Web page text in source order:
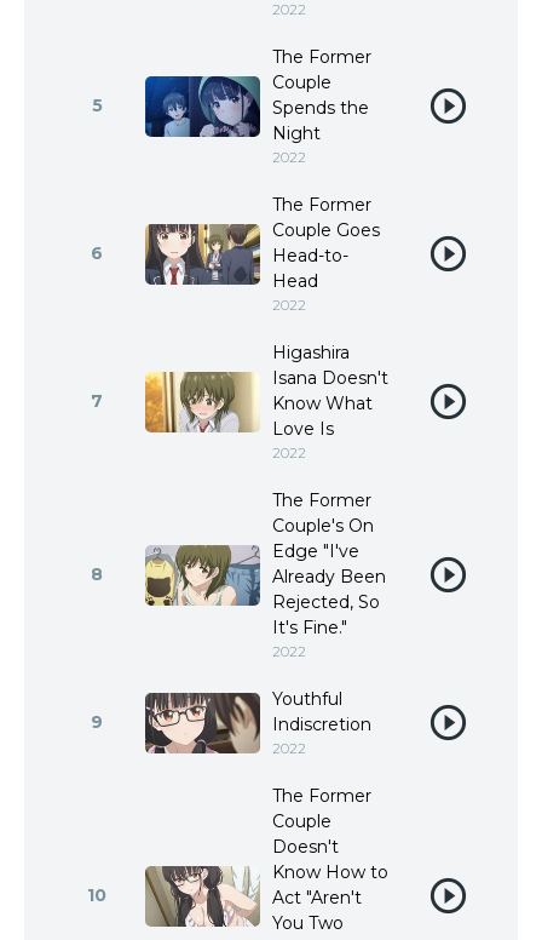
2022
5
The Former
Couple
Spends the
Night
2022
6
The Former
Couple Goes
Head-to-
Head
2022
7
Higashira
Isana Doesn't
Know What
Love Is
2022
8
The Former
Couple's On
Edge "I've
Already Been
Rejected, So
It's Fine."
2022
9
Youthful
Indiscretion
2022
10
The Former
Couple
Doesn't
Know How to
Act "Aren't
You Two